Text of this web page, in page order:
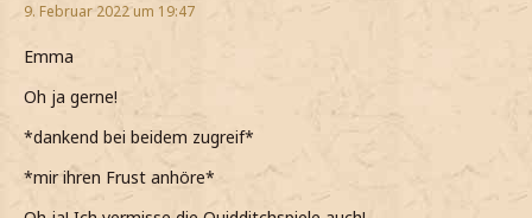
9. Februar 2022 um 19:47
Emma
Oh ja gerne!
*dankend bei beidem zugreif*
*mir ihren Frust anhöre*